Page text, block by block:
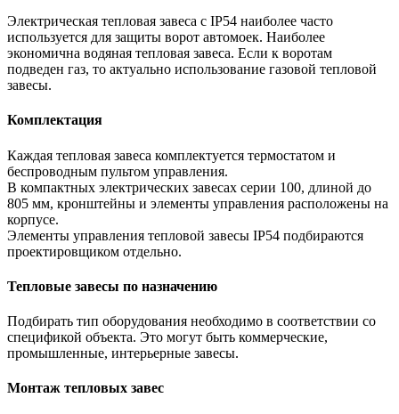
Электрическая тепловая завеса с IP54 наиболее часто
используется для защиты ворот автомоек. Наиболее
экономична водяная тепловая завеса. Если к воротам
подведен газ, то актуально использование газовой тепловой
завесы.
Комплектация
Каждая тепловая завеса комплектуется термостатом и
беспроводным пультом управления.
В компактных электрических завесах серии 100, длиной до
805 мм, кронштейны и элементы управления расположены на
корпусе.
Элементы управления тепловой завесы IP54 подбираются
проектировщиком отдельно.
Тепловые завесы по назначению
Подбирать тип оборудования необходимо в соответствии со
спецификой объекта. Это могут быть коммерческие,
промышленные, интерьерные завесы.
Монтаж тепловых завес